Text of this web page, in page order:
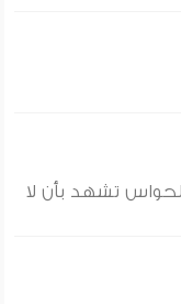
تشهد بأن لا